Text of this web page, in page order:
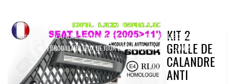
FEUX DE JOUR - ANGEL EYES LED 12V 24V
GRILLE DE CALANDRE AVEC FEUX DE JOUR
KIT 2 GRILLE DE CALANDRE
ANTI BROUILLARD FEUX DE JOUR LED DIURNE DRL SEAT LEON 2
KIT 2
GRILLE DE
CALANDRE
ANTI